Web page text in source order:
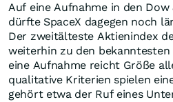
Auf eine Aufnahme in den
dürfte SpaceX dagegen noch
Der zweitälteste Aktienindex
weiterhin zu den
eine Aufnahme reicht Größe
qualitative Kriterien spielen
gehört etwa der Ruf eines